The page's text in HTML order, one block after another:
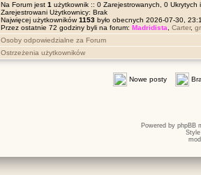
Na Forum jest 1 użytkownik :: 0 Zarejestrowanych, 0 Ukrytych
Zarejestrowani Użytkownicy: Brak
Najwięcej użytkowników1153 było obecnych 2026-07-30,
Przez ostatnie 72 godziny byli na forum: Madridista Carter,
Osoby odpowiedzialne za Forum
Ostrzeżenia użytkowników
Nowe posty
Powered by phpBB